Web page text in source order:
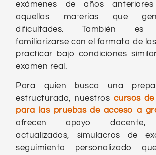
exámenes de años
aquellas materias que
dificultades. También es
familiarizarse con el formato de
practicar bajo condiciones
examen real.
Para quien busca una
estructurada, nuestros cursos
para las pruebas de acceso a
ofrecen apoyo docente,
actualizados, simulacros de
seguimiento personalizado